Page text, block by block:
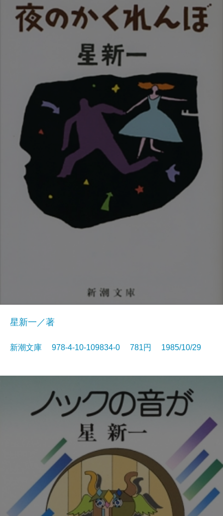
星新一／著
新潮文庫 978-4-10-109834-0 781円 1985/10/29